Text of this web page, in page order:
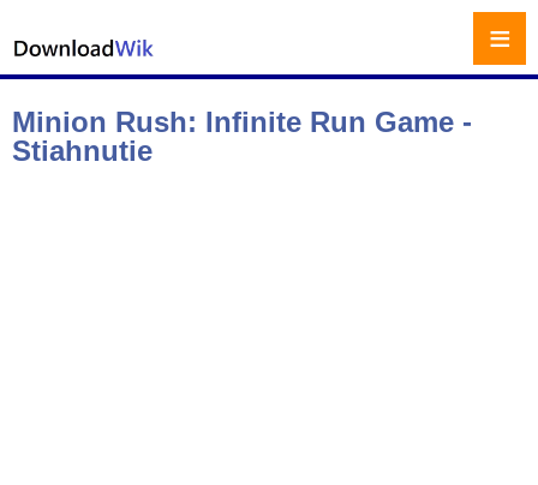
Minion Rush: Infinite Run Game -
Stiahnutie
≡